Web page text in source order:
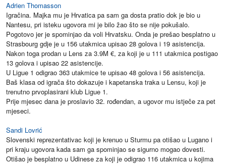
Adrien Thomasson
Igračina. Majka mu je Hrvatica pa sam ga dosta pratio dok je bio u
Nantesu, pri isteku ugovora mi je bilo žao što se nije pokušalo.
Pogotovo jer je spominjao da voli Hrvatsku. Onda je prešao besplatno u
Strasbourg gdje je u 156 utakmica upisao 28 golova i 19 asistencija.
Nakon toga prodan u Lens za 3.9M €, za koji je u 111 utakmica postigao
13 golova i upisao 22 asistencije.
U Ligue 1 odigrao 363 utakmice te upisao 48 golova i 56 asistencija.
Baš klasa od igrača što dokazuje i kapetanska traka u Lensu, koji je
trenutno prvoplasirani klub Ligue 1.
Prije mjesec dana je proslavio 32. rođendan, a ugovor mu istječe za pet
mjeseci.
Sandi Lovrić
Slovenski reprezentativac koji je krenuo u Sturmu pa otišao u Lugano i
pri kraju ugovora kada sam ga spominjao se sigurno mogao dovesti.
Otišao je besplatno u Udinese za koji je odigrao 116 utakmica u kojima